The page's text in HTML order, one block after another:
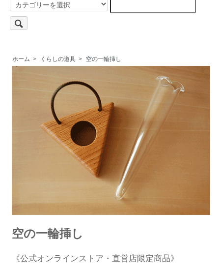
ホーム > くらしの道具 > 空の一輪挿し
空の一輪挿し
《公式オンラインストア・直営店限定商品》